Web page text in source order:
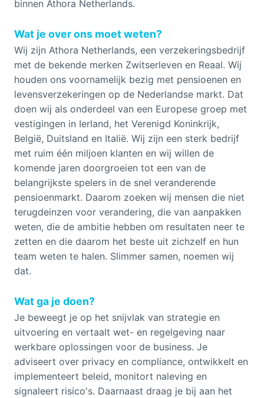
binnen Athora Netherlands.
Wat je over ons moet weten?
Wij zijn Athora Netherlands, een verzekeringsbedrijf
met de bekende merken Zwitserleven en Reaal. Wij
houden ons voornamelijk bezig met pensioenen en
levensverzekeringen op de Nederlandse markt. Dat
doen wij als onderdeel van een Europese groep met
vestigingen in Ierland, het Verenigd Koninkrijk,
België, Duitsland en Italië. Wij zijn een sterk bedrijf
met ruim één miljoen klanten en wij willen de
komende jaren doorgroeien tot een van de
belangrijkste spelers in de snel veranderende
pensioenmarkt. Daarom zoeken wij mensen die niet
terugdeinzen voor verandering, die van aanpakken
weten, die de ambitie hebben om resultaten neer te
zetten en die daarom het beste uit zichzelf en hun
team weten te halen. Slimmer samen, noemen wij
dat.
Wat ga je doen?
Je beweegt je op het snijvlak van strategie en
uitvoering en vertaalt wet- en regelgeving naar
werkbare oplossingen voor de business. Je
adviseert over privacy en compliance, ontwikkelt en
implementeert beleid, monitort naleving en
signaleert risico's. Daarnaast draag je bij aan het